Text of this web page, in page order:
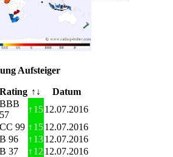
Aufsteiger
Rating ↑↓
Datum
BBB
57
↑ 1512.07.2016
CC 99 ↑ 1512.07.2016
B 96 ↑ 1312.07.2016
B 37 ↑ 12 12.07.2016